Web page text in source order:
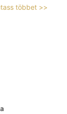
többet >>